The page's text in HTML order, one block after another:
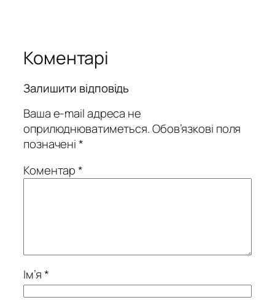
Коментарі
Залишити відповідь
Ваша e-mail адреса не
оприлюднюватиметься.Обов’язкові поля
позначені*
Коментар*
Ім’я*